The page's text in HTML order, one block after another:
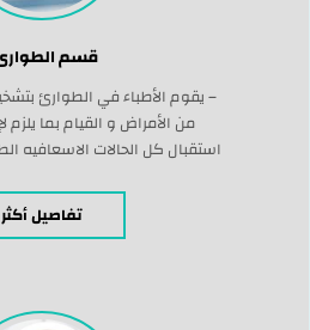
قسم
– يقوم الأطباء في الطوارئ
من الأمراض و القيام بما
استقبال كل الحالات الاسعافيه
القلبي والرئوي – تركيب
القدم السكري – خدمات على مدار 24 ساعه –
تفاصيل أكثر